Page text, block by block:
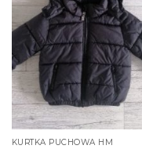
KURTKA PUCHOWA HM